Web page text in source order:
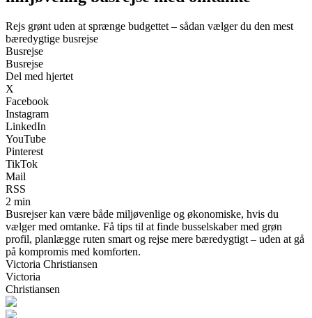
Rejs grønt uden at sprænge budgettet – sådan vælger du den mest
bæredygtige busrejse
Busrejse
Busrejse
Del med hjertet
X
Facebook
Instagram
LinkedIn
YouTube
Pinterest
TikTok
Mail
RSS
2 min
Busrejser kan være både miljøvenlige og økonomiske, hvis du
vælger med omtanke. Få tips til at finde busselskaber med grøn
profil, planlægge ruten smart og rejse mere bæredygtigt – uden at gå
på kompromis med komforten.
Victoria Christiansen
Victoria
Christiansen